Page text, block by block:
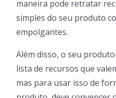
maneira pode retratar
simples do seu produto
empolgantes.
Além disso, o seu
lista de recursos que
mas para usar isso de